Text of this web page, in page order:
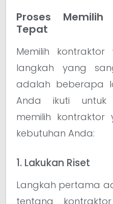
Proses
Tepat
Memilih
langkah yang
adalah beberapa
Anda ikuti untuk
memilih kontraktor
kebutuhan Anda:
1. Lakukan Riset
Langkah pertama
tentang